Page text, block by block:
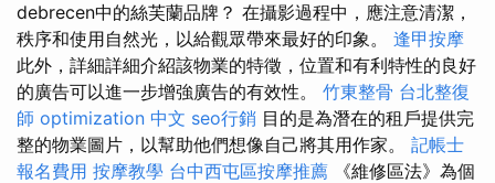
debrecen中的絲芙蘭品牌？ 在攝影過程中，應注意清潔，
秩序和使用自然光，以給觀眾帶來最好的印象。 逢甲按摩
此外，詳細詳細介紹該物業的特徵，位置和有利特性的良好
的廣告可以進一步增強廣告的有效性。 竹東整骨 台北整復
師 optimization 中文 seo行銷 目的是為潛在的租戶提供完
整的物業圖片，以幫助他們想像自己將其用作家。 記帳士
報名費用 按摩教學 台中西屯區按摩推薦 《維修區法》為個